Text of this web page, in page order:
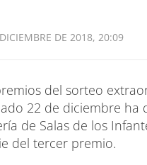
DE 2018, 20:09
del sorteo
22 de diciembre
de Salas de los
del tercer premio.